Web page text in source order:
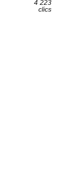
4 223
clics